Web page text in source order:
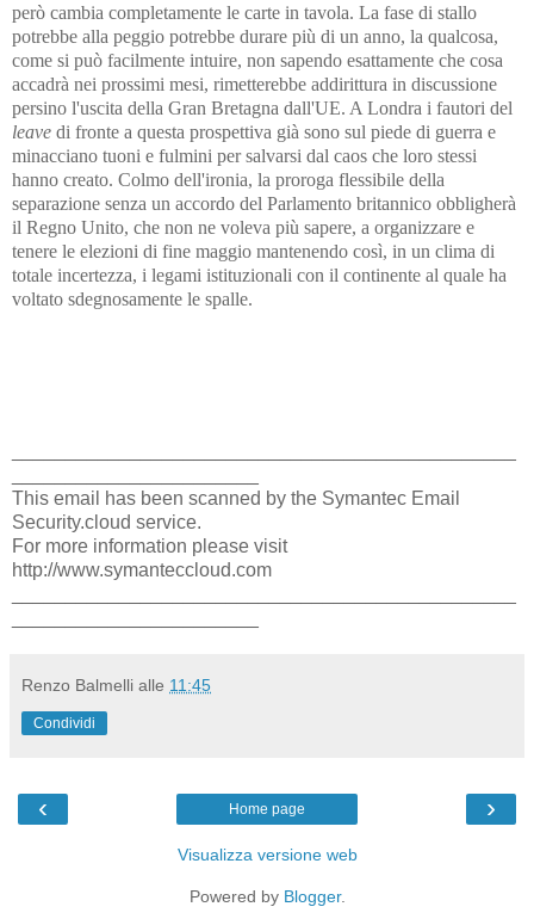
però cambia completamente le carte in tavola. La fase di stallo
potrebbe alla peggio potrebbe durare più di un anno, la qualcosa,
come si può facilmente intuire, non sapendo esattamente che cosa
accadrà nei prossimi mesi, rimetterebbe addirittura in discussione
persino l'uscita della Gran Bretagna dall'UE. A Londra i fautori del
leave di fronte a questa prospettiva già sono sul piede di guerra e
minacciano tuoni e fulmini per salvarsi dal caos che loro stessi
hanno creato. Colmo dell'ironia, la proroga flessibile della
separazione senza un accordo del Parlamento britannico obbligherà
il Regno Unito, che non ne voleva più sapere, a organizzare e
tenere le elezioni di fine maggio mantenendo così, in un clima di
totale incertezza, i legami istituzionali con il continente al quale ha
voltato sdegnosamente le spalle.
This email has been scanned by the Symantec Email
Security.cloud service.
For more information please visit
http://www.symanteccloud.com
Renzo Balmelli alle 11:45
Condividi
‹ ›
Home page
Visualizza versione web
Powered by Blogger.